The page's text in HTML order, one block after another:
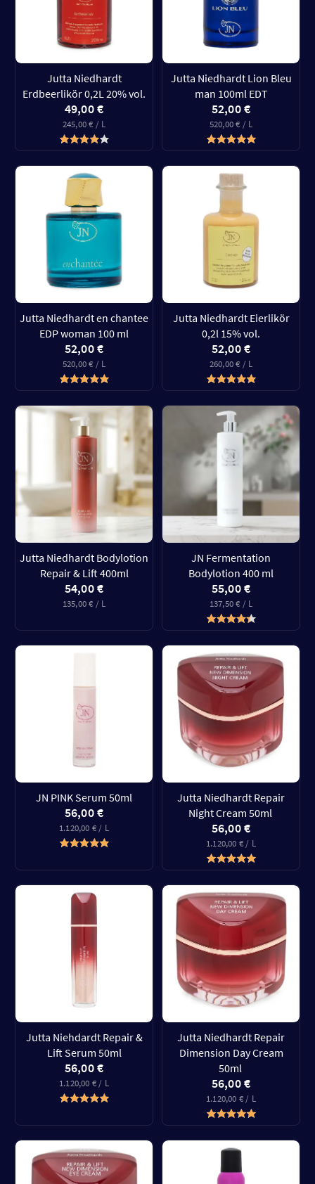
Jutta Niedhardt
Erdbeerlikör 0,2L 20% vol.
49,00 €
245,00 € / L
Jutta Niedhardt Lion Bleu
man 100ml EDT
52,00 €
520,00 € / L
Jutta Niedhardt en chantee
EDP woman 100 ml
52,00 €
520,00 € / L
Jutta Niedhardt Eierlikör
0,2l 15% vol.
52,00 €
260,00 € / L
Jutta Niedhardt Bodylotion
Repair & Lift 400ml
54,00 €
135,00 € / L
JN Fermentation
Bodylotion 400 ml
55,00 €
137,50 € / L
JN PINK Serum 50ml
56,00 €
1.120,00 € / L
Jutta Niedhardt Repair
Night Cream 50ml
56,00 €
1.120,00 € / L
Jutta Niehdardt Repair &
Lift Serum 50ml
56,00 €
1.120,00 € / L
Jutta Niedhardt Repair
Dimension Day Cream
50ml
56,00 €
1.120,00 € / L